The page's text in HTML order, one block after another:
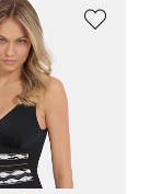
shaping-effect